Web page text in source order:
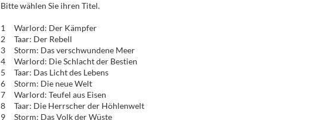
Bitte wählen Sie ihren Titel.
1 Warlord: Der Kämpfer
2 Taar: Der Rebell
3 Storm: Das verschwundene Meer
4 Warlord: Die Schlacht der Bestien
5 Taar: Das Licht des Lebens
6 Storm: Die neue Welt
7 Warlord: Teufel aus Eisen
8 Taar: Die Herrscher der Höhlenwelt
9 Storm: Das Volk der Wüste